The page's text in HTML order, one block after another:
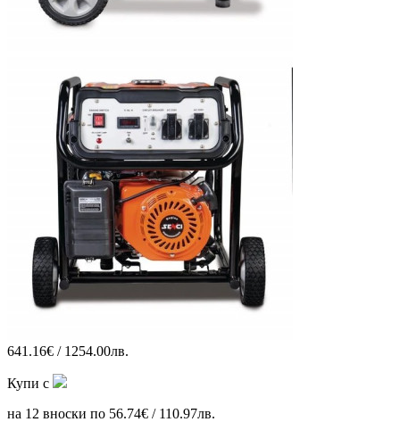
641.16€ / 1254.00лв.
Купи с
на 12 вноски по 56.74€ / 110.97лв.